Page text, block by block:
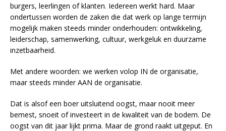
burgers, leerlingen of klanten. Iedereen werkt hard. Maar
ondertussen worden de zaken die dat werk op lange termijn
mogelijk maken steeds minder onderhouden: ontwikkeling,
leiderschap, samenwerking, cultuur, werkgeluk en duurzame
inzetbaarheid.
Met andere woorden: we werken volop IN de organisatie,
maar steeds minder AAN de organisatie.
Dat is alsof een boer uitsluitend oogst, maar nooit meer
bemest, snoeit of investeert in de kwaliteit van de bodem. De
oogst van dit jaar lijkt prima. Maar de grond raakt uitgeput. En